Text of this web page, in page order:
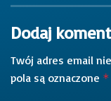
Dodaj
Twój adres email
pola są oznaczone *